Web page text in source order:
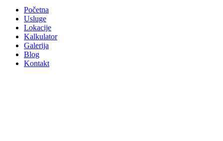
Početna
Usluge
Lokacije
Kalkulator
Galerija
Blog
Kontakt